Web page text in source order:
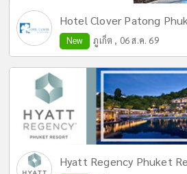
Hotel Clover Patong
New ภูเก็ต , 06 ส.ค. 69
Hyatt Regency Phuket